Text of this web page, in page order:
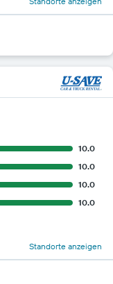
10.0
10.0
10.0
10.0
Standorte anzeigen